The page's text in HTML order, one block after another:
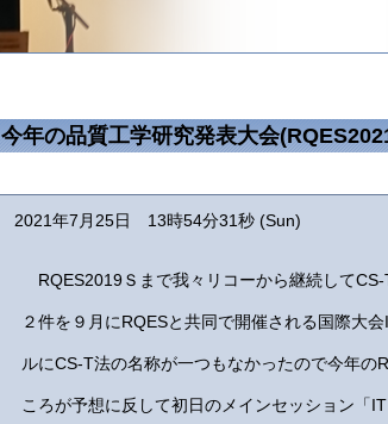
今年の品質工学研究発表大会
2021年7月25日 13時54分31秒 (Sun)
RQES2019Ｓまで我々リコーから継続して
２件を９月にRQESと共同で開催される国際大
ルにCS-T法の名称が一つもなかったので今年
ころが予想に反して初日のメインセッション「